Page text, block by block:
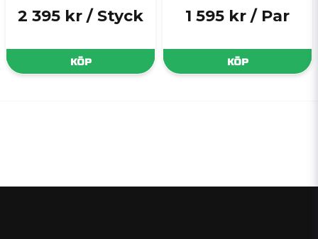
2 395 kr / Styck
KÖP
1 595 kr / Par
KÖP